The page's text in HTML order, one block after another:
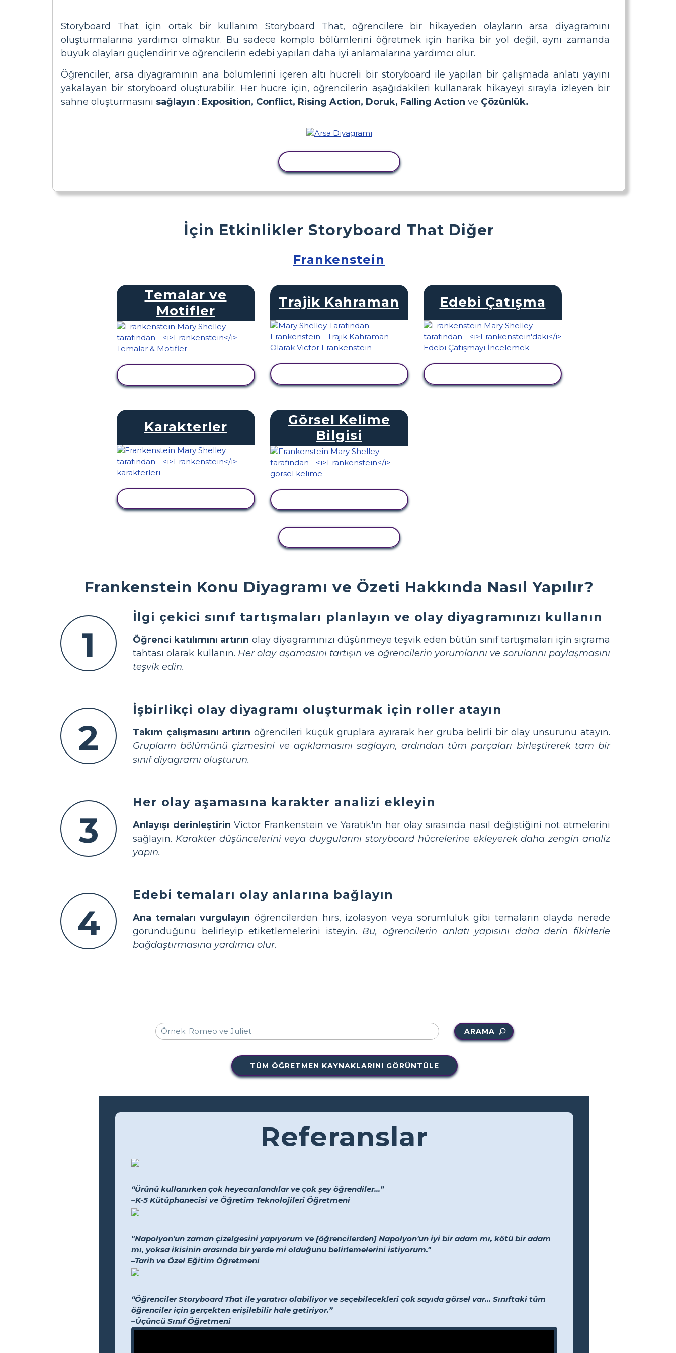
Storyboard That için ortak bir kullanım Storyboard That, öğrencilere bir hikayeden olayların arsa diyagramını
oluşturmalarına yardımcı olmaktır. Bu sadece komplo bölümlerini öğretmek için harika bir yol değil, aynı zamanda
büyük olayları güçlendirir ve öğrencilerin edebi yapıları daha iyi anlamalarına yardımcı olur.
Öğrenciler, arsa diyagramının ana bölümlerini içeren altı hücreli bir storyboard ile yapılan bir çalışmada anlatı yayını
yakalayan bir storyboard oluşturabilir. Her hücre için, öğrencilerin aşağıdakileri kullanarak hikayeyi sırayla izleyen bir
sahne oluşturmasını sağlayın : Exposition, Conflict, Rising Action, Doruk, Falling Action ve Çözünlük.
Frankenstein Konu Diyagramı ve Özeti Hakkında Nasıl Yapılır?
1
İlgi çekici sınıf tartışmaları planlayın ve olay diyagramınızı kullanın
Öğrenci katılımını artırın olay diyagramınızı düşünmeye teşvik eden bütün sınıf tartışmaları için sıçrama
tahtası olarak kullanın. Her olay aşamasını tartışın ve öğrencilerin yorumlarını ve sorularını paylaşmasını
teşvik edin.
2
İşbirlikçi olay diyagramı oluşturmak için roller atayın
Takım çalışmasını artırın öğrencileri küçük gruplara ayırarak her gruba belirli bir olay unsurunu atayın.
Grupların bölümünü çizmesini ve açıklamasını sağlayın, ardından tüm parçaları birleştirerek tam bir
sınıf diyagramı oluşturun.
3
Her olay aşamasına karakter analizi ekleyin
Anlayışı derinleştirin Victor Frankenstein ve Yaratık'ın her olay sırasında nasıl değiştiğini not etmelerini
sağlayın. Karakter düşüncelerini veya duygularını storyboard hücrelerine ekleyerek daha zengin analiz
yapın.
4
Edebi temaları olay anlarına bağlayın
Ana temaları vurgulayın öğrencilerden hırs, izolasyon veya sorumluluk gibi temaların olayda nerede
göründüğünü belirleyip etiketlemelerini isteyin. Bu, öğrencilerin anlatı yapısını daha derin fikirlerle
bağdaştırmasına yardımcı olur.
İçin Etkinlikler Storyboard That Diğer
Frankenstein
Temalar ve
Motifler
Trajik Kahraman Edebi Çatışma
Karakterler
Görsel Kelime
Bilgisi
ARAMA
TÜM ÖĞRETMEN KAYNAKLARINI GÖRÜNTÜLE
Referanslar
“Ürünü kullanırken çok heyecanlandılar ve çok şey öğrendiler...”
–K-5 Kütüphanecisi ve Öğretim Teknolojileri Öğretmeni
"Napolyon'un zaman çizelgesini yapıyorum ve [öğrencilerden] Napolyon'un iyi bir adam mı, kötü bir adam
mı, yoksa ikisinin arasında bir yerde mi olduğunu belirlemelerini istiyorum."
–Tarih ve Özel Eğitim Öğretmeni
“Öğrenciler Storyboard That ile yaratıcı olabiliyor ve seçebilecekleri çok sayıda görsel var... Sınıftaki tüm
öğrenciler için gerçekten erişilebilir hale getiriyor.”
–Üçüncü Sınıf Öğretmeni